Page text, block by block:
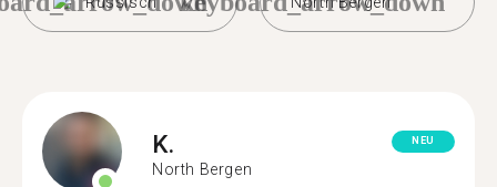
K.
North Bergen
NEU